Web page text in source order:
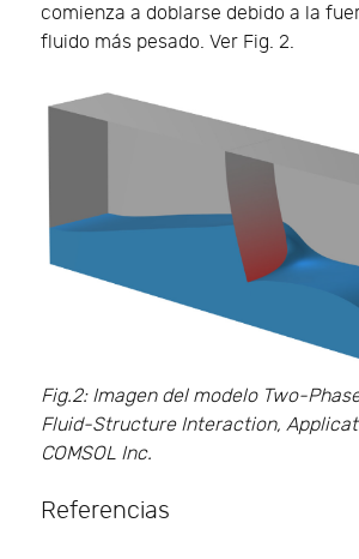
comienza a doblarse debido a la
fluido más pesado. Ver Fig. 2.
Fig.2: Imagen del modelo Two-
Fluid-Structure Interaction,
COMSOL Inc.
Referencias